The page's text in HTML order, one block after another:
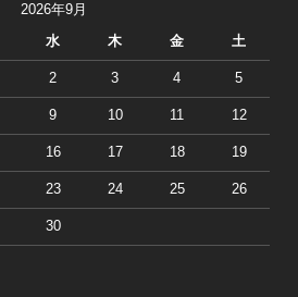
2026年9月
水 木 金 土
2 3 4 5
9 10 11 12
16 17 18 19
23 24 25 26
30